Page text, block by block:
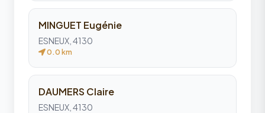
MINGUET Eugénie
ESNEUX, 4130
0.0 km
DAUMERS Claire
ESNEUX, 4130